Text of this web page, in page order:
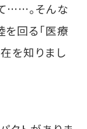
……。そんな
を回る「医療
を知りまし